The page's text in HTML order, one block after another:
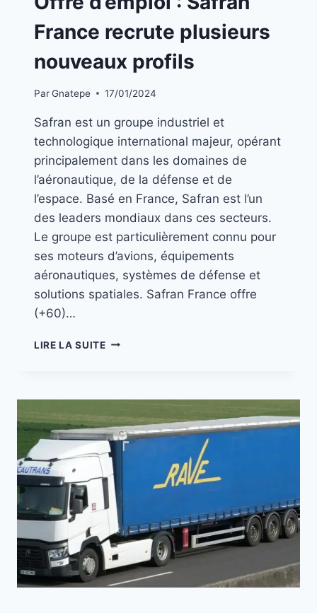
LA
France recrute plusieurs
nouveaux profils
ParGnatepe 17/01/2024
Safran est un groupe industriel et
technologique international majeur, opérant
principalement dans les domaines de
l’aéronautique, de la défense et de
l’espace. Basé en France, Safran est l’un
des leaders mondiaux dans ces secteurs.
Le groupe est particulièrement connu pour
ses moteurs d’avions, équipements
aéronautiques, systèmes de défense et
solutions spatiales. Safran France offre
(+60)…
LIRE LA SUITE